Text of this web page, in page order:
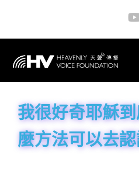
我很好奇耶穌
麼方法可以去認